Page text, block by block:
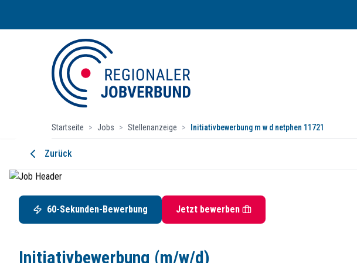
Startseite > Jobs > Stellenanzeige > Initiativbewerbung m w d netphen 11721
Initiativbewerbung (m/w/d)
LapID Service GmbH
Startdatum:
ab sofort
Vollzeit / Teilzeit
Deine Vorteile mit LapID
Zurück
60-Sekunden-Bewerbung Jetzt bewerben
Initiativbewerbung (m/w/d)